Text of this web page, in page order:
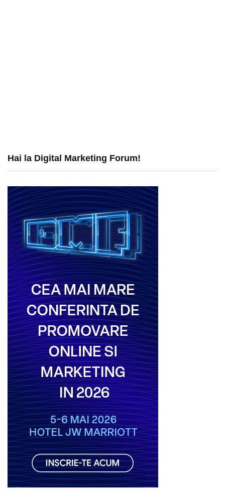
Hai la Digital Marketing Forum!